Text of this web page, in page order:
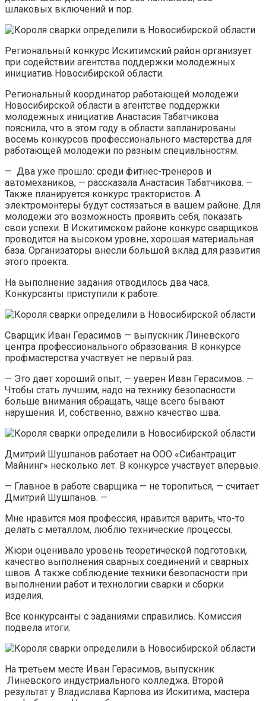
шлаковых включений и пор.
Региональный конкурс Искитимский район организует
при содействии агентства поддержки молодежных
инициатив Новосибирской области.
Региональный координатор работающей молодежи
Новосибирской области в агентстве поддержки
молодежных инициатив Анастасия Табатчикова
пояснила, что в этом году в области запланированы
восемь конкурсов профессионального мастерства для
работающей молодежи по разным специальностям.
— Два уже прошло: среди фитнес-тренеров и
автомехаников, — рассказала Анастасия Табатчикова. —
Также планируется конкурс трактористов. А
электромонтеры будут состязаться в вашем районе. Для
молодежи это возможность проявить себя, показать
свои успехи. В Искитимском районе конкурс сварщиков
проводится на высоком уровне, хорошая материальная
база. Организаторы внесли большой вклад для развития
этого проекта.
На выполнение задания отводилось два часа.
Конкурсанты приступили к работе.
Сварщик Иван Герасимов — выпускник Линевского
центра профессионального образования. В конкурсе
профмастерства участвует не первый раз.
— Это дает хороший опыт, — уверен Иван Герасимов. —
Чтобы стать лучшим, надо на технику безопасности
больше внимания обращать, чаще всего бывают
нарушения. И, собственно, важно качество шва.
Дмитрий Шушпанов работает на ООО «Сибантрацит
Майнинг» несколько лет. В конкурсе участвует впервые.
— Главное в работе сварщика — не торопиться, — считает
Дмитрий Шушпанов. —
Мне нравится моя профессия, нравится варить, что-то
делать с металлом, люблю технические процессы.
Жюри оценивало уровень теоретической подготовки,
качество выполнения сварных соединений и сварных
швов. А также соблюдение техники безопасности при
выполнении работ и технологии сварки и сборки
изделия.
Все конкурсанты с заданиями справились. Комиссия
подвела итоги.
На третьем месте Иван Герасимов, выпускник
Линевского индустриального колледжа. Второй
результат у Владислава Карпова из Искитима, мастера